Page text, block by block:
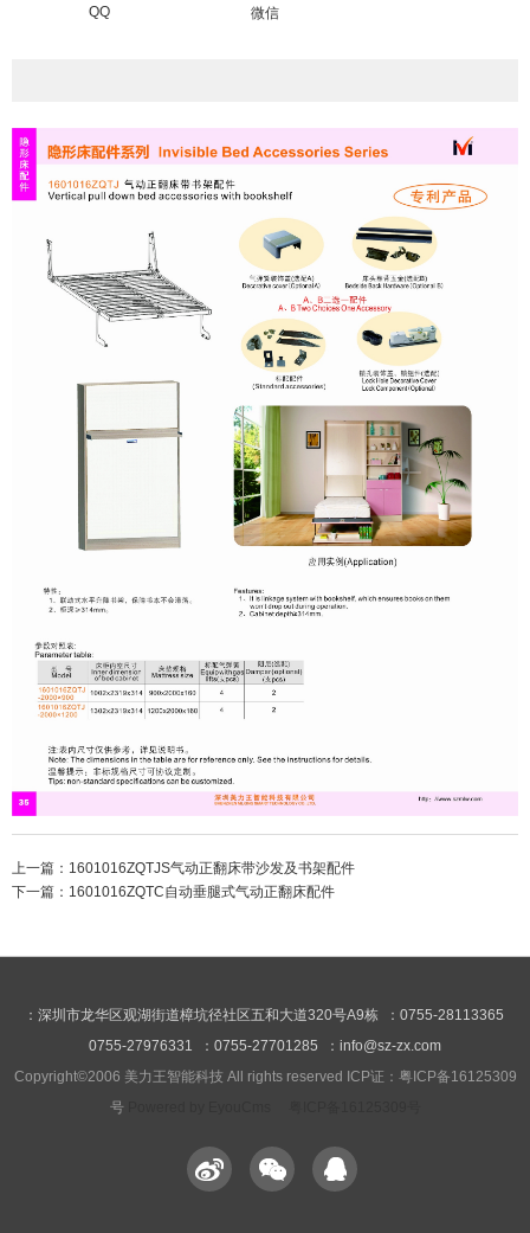
QQ 微信
上一篇： 1601016ZQTJS气动正翻床带沙发及书架配件
下一篇： 1601016ZQTC自动垂腿式气动正翻床配件
：深圳市龙华区观湖街道樟坑径社区五和大道320号A9栋 ：0755-28113365
0755-27976331 ：0755-27701285 ：info@sz-zx.com
Copyright©2006 美力王智能科技 All rights reserved ICP证：粤ICP备16125309
号Powered by EyouCms